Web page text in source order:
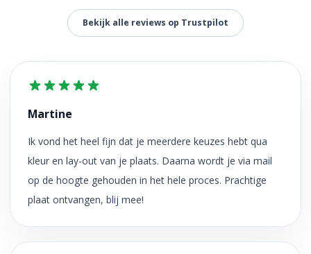
Bekijk alle reviews op Trustpilot
Martine
Ik vond het heel fijn dat je meerdere keuzes hebt qua
kleur en lay-out van je plaats. Daarna wordt je via mail
op de hoogte gehouden in het hele proces. Prachtige
plaat ontvangen, blij mee!